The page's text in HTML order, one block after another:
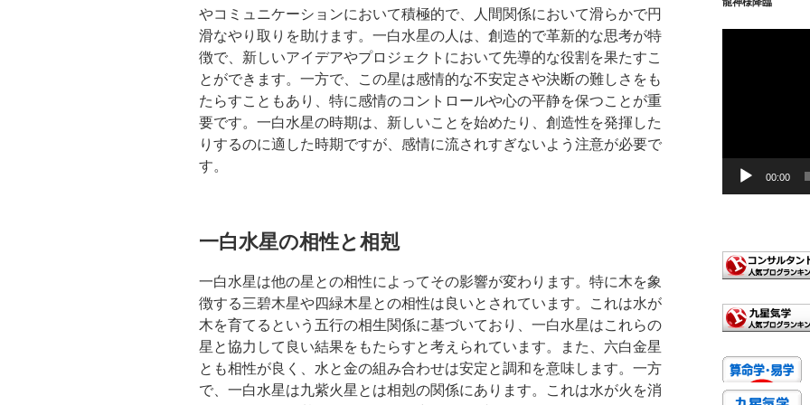
やコミュニケーションにおいて積極的で、人間関係において滑らかで円
滑なやり取りを助けます。一白水星の人は、創造的で革新的な思考が特
徴で、新しいアイデアやプロジェクトにおいて先導的な役割を果たすこ
とができます。一方で、この星は感情的な不安定さや決断の難しさをも
たらすこともあり、特に感情のコントロールや心の平静を保つことが重
要です。一白水星の時期は、新しいことを始めたり、創造性を発揮した
りするのに適した時期ですが、感情に流されすぎないよう注意が必要で
す。
一白水星の相性と相剋
一白水星は他の星との相性によってその影響が変わります。特に木を象
徴する三碧木星や四緑木星との相性は良いとされています。これは水が
木を育てるという五行の相生関係に基づいており、一白水星はこれらの
星と協力して良い結果をもたらすと考えられています。また、六白金星
とも相性が良く、水と金の組み合わせは安定と調和を意味します。一方
で、一白水星は九紫火星とは相剋の関係にあります。これは水が火を消
ー
00:00